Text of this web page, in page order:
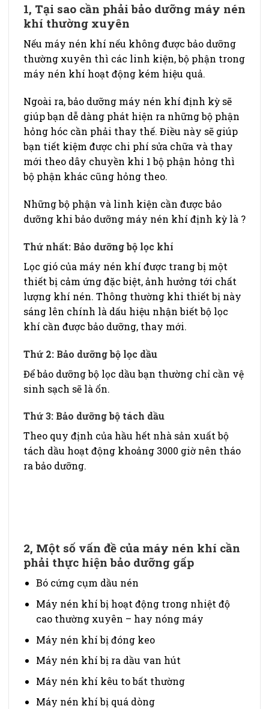
1, Tại sao cần phải bảo dưỡng máy nén
khí thường xuyên
Nếu máy nén khí nếu không được bảo dưỡng
thường xuyên thì các linh kiện, bộ phận trong
máy nén khí hoạt động kém hiệu quả.
Ngoài ra, bảo dưỡng máy nén khí định kỳ sẽ
giúp bạn dễ dàng phát hiện ra những bộ phận
hỏng hóc cần phải thay thế. Điều này sẽ giúp
bạn tiết kiệm được chi phí sửa chữa và thay
mới theo dây chuyền khi 1 bộ phận hỏng thì
bộ phận khác cũng hỏng theo.
Những bộ phận và linh kiện cần được bảo
dưỡng khi bảo dưỡng máy nén khí định kỳ là ?
Thứ nhất: Bảo dưỡng bộ lọc khí
Lọc gió của máy nén khí được trang bị một
thiết bị cảm ứng đặc biệt, ảnh hưởng tới chất
lượng khí nén. Thông thường khi thiết bị này
sáng lên chính là dấu hiệu nhận biết bộ lọc
khí cần được bảo dưỡng, thay mới.
Thứ 2: Bảo dưỡng bộ lọc dầu
Để bảo dưỡng bộ lọc dầu bạn thường chỉ cần vệ
sinh sạch sẽ là ổn.
Thứ 3: Bảo dưỡng bộ tách dầu
Theo quy định của hầu hết nhà sản xuất bộ
tách dầu hoạt động khoảng 3000 giờ nên tháo
ra bảo dưỡng.
2, Một số vấn đề của máy nén khí cần
phải thực hiện bảo dưỡng gấp
Bó cứng cụm dầu nén
Máy nén khí bị hoạt động trong nhiệt độ
cao thường xuyên – hay nóng máy
Máy nén khí bị đóng keo
Máy nén khí bị ra dầu van hút
Máy nén khí kêu to bất thường
Máy nén khí bị quá dòng